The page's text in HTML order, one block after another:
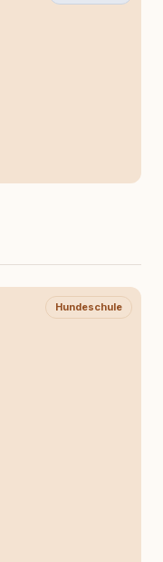
Hundeschule